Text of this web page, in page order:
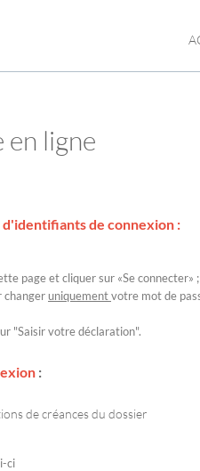
ligne
de connexion :
page et cliquer sur «Se connecter» ;
changeruniquementvotre mot de
"Saisir votre déclaration".
:
de créances du dossier
ci